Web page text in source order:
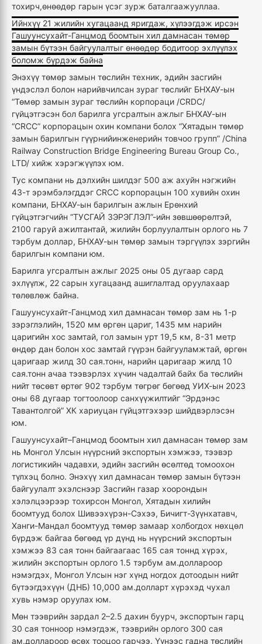
тохирч,өнөөдөр гарын үсэг зурж баталгаажууллаа.
Ийнхүү 21 жилийн хугацаанд яригдаж, хүлээгдэж ирсэн
Гашуунсухайт-Ганцмод боомтын хил дамнасан төмөр
замын бүтээн байгуулалтыг өнөөдөр бодитоор эхлүүлэх
боломж бүрдэж байна
Энэхүү төмөр замын төслийн техник, эдийн засгийн
үндэслэл болон нарийвчилсан зураг төслийг БНХАУ-ын
“Төмөр замын зураг төслийн корпораци /CRDC/
гүйцэтгэсэн бол барилга угсралтын ажлыг БНХАУ-ын
“CRCC” корпорацын охин компани болох “Хятадын төмөр
замын барилгын гүүрнийинженерийн товчоо групп” /China
Railway Construction Bridge Engineering Bureau Group Co.,
LTD/ хийж хэрэгжүүлэх юм.
Тус компани нь дэлхийн шилдэг 500 аж ахуйн нэгжийн
43-т эрэмбэлэгддэг CRCC корпорацын 100 хувийн охин
компани, БНХАУ-ын барилгын ажлын Ерөнхий
гүйцэтгэгчийн “ТУСГАЙ ЗЭРЭГЛЭЛ”-ийн зөвшөөрөлтэй,
2100 гаруй ажилтантай, жилийн борлуулалтын орлого нь 7
тэрбум доллар, БНХАУ-ын төмөр замын тэргүүлэх зэргийн
барилгын компани юм.
Барилга угсралтын ажлыг 2025 оны 05 дугаар сард
эхлүүлж, 22 сарын хугацаанд ашиглалтад оруулахаар
төлөвлөж байна.
Гашуунсухайт-Ганцмод хил дамнасан төмөр зам нь 1-р
зэрэглэлийн, 1520 мм өргөн цариг, 1435 мм нарийн
царигийн хос замтай, гол замын урт 19,5 км, 8-31 метр
өндөр дан болон хос замтай гүүрэн байгууламжтай, өргөн
царигаар жилд 30 сая.тонн, нарийн царигаар жилд 10
сая.тонн ачаа тээвэрлэх хүчин чадалтай байх ба төслийн
нийт төсөвт өртөг 902 тэрбум төгрөг бөгөөд УИХ-ын 2023
оны 68 дугаар тогтоолоор санхүүжилтийг “Эрдэнэс
Тавантолгой” ХК хариуцан гүйцэтгэхээр шийдвэрлэсэн
юм.
Гашуунсухайт–Ганцмод боомтын хил дамнасан төмөр зам
нь Монгол Улсын нүүрсний экспортын хэмжээ, тээвэр
логистикийн чадавхи, эдийн засгийн өсөлтөд томоохон
түлхэц болно. Энэхүү хил дамнасан төмөр замын бүтээн
байгуулалт эхэлснээр Засгийн газар хоорондын
хэлэлцээрээр тохирсон Монгол, Хятадын хилийн
боомтууд болох Шивээхүрэн-Сэхээ, Бичигт-Зүүнхатавч,
Ханги-Мандал боомтууд төмөр замаар холбогдох нөхцөл
бүрдэж байгаа бөгөөд үр дүнд нь нүүрсний экспортын
хэмжээ 83 сая тонн байгаагаас 165 сая тоннд хүрэх,
жилийн экспортын орлого 1.5 тэрбум ам.доллароор
нэмэгдэх, Монгол Улсын нэг хүнд ногдох дотоодын нийт
бүтээгдэхүүн (ДНБ) 10,000 ам.долларт хүрэхэд чухал
хувь нэмэр оруулах юм.
Мөн тээврийн зардал 2–2.5 дахин буурч, экспортын гарц
30 сая тонноор нэмэгдэж, тээврийн орлого 300 сая
ам.доллароор өсөх тооцоо гарчээ. Үүнээс гадна төслийн